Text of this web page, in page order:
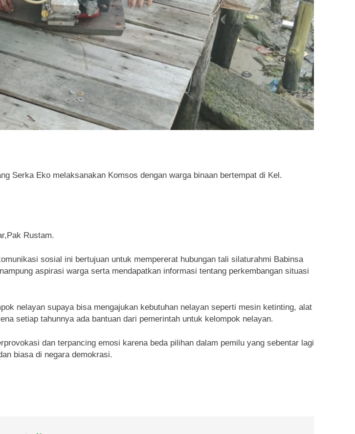
Serka Eko melaksanakan Komsos dengan warga binaan bertempat di Kel.
Rustam.
sosial ini bertujuan untuk mempererat hubungan tali silaturahmi Babinsa
aspirasi warga serta mendapatkan informasi tentang perkembangan situasi
nelayan supaya bisa mengajukan kebutuhan nelayan seperti mesin ketinting, alat
setiap tahunnya ada bantuan dari pemerintah untuk kelompok nelayan.
dan terpancing emosi karena beda pilihan dalam pemilu yang sebentar lagi
biasa di negara demokrasi.